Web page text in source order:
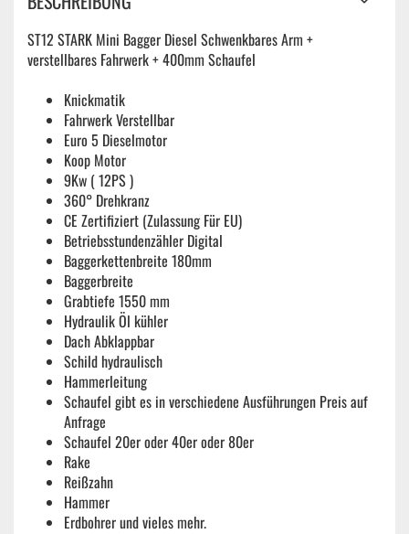
ST12 STARK Mini Bagger Diesel Schwenkbares Arm +
verstellbares Fahrwerk + 400mm Schaufel
Knickmatik
Fahrwerk Verstellbar
Euro 5 Dieselmotor
Koop Motor
9Kw ( 12PS )
360° Drehkranz
CE Zertifiziert (Zulassung Für EU)
Betriebsstundenzähler Digital
Baggerkettenbreite 180mm
Baggerbreite
Grabtiefe 1550 mm
Hydraulik Öl kühler
Dach Abklappbar
Schild hydraulisch
Hammerleitung
Schaufel gibt es in verschiedene Ausführungen Preis auf
Anfrage
Schaufel 20er oder 40er oder 80er
Rake
Reißzahn
Hammer
Erdbohrer und vieles mehr.